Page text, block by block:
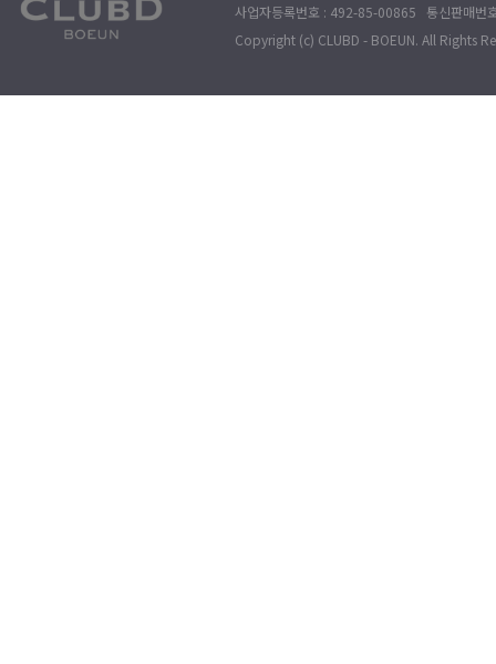
사업자등록번호 : 492-85-00865 통신판매
Copyright (c) CLUBD - BOEUN. All Rights